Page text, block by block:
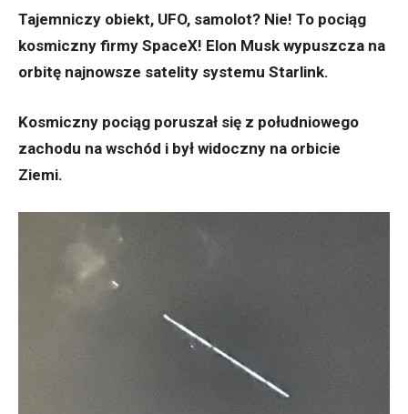
Tajemniczy obiekt, UFO, samolot? Nie! To pociąg
kosmiczny firmy SpaceX! Elon Musk wypuszcza na
orbitę najnowsze satelity systemu Starlink.
Kosmiczny pociąg poruszał się z południowego
zachodu na wschód i był widoczny na orbicie
Ziemi.